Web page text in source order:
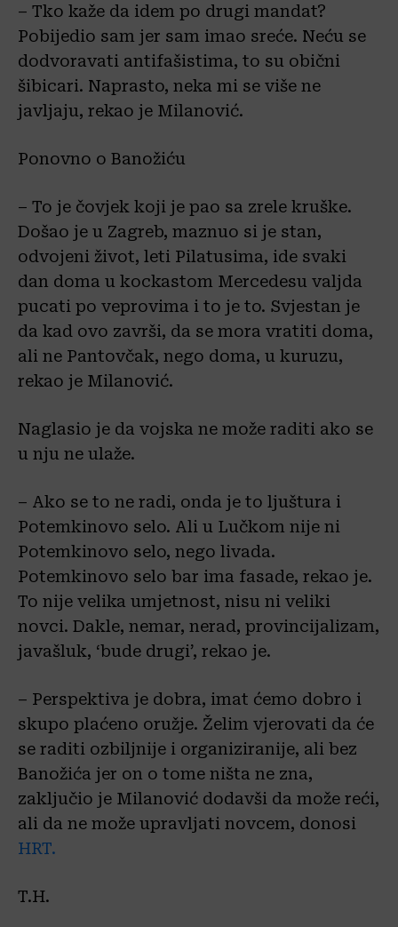
– Tko kaže da idem po drugi mandat?
Pobijedio sam jer sam imao sreće. Neću se
dodvoravati antifašistima, to su obični
šibicari. Naprasto, neka mi se više ne
javljaju, rekao je Milanović.
Ponovno o Banožiću
– To je čovjek koji je pao sa zrele kruške.
Došao je u Zagreb, maznuo si je stan,
odvojeni život, leti Pilatusima, ide svaki
dan doma u kockastom Mercedesu valjda
pucati po veprovima i to je to. Svjestan je
da kad ovo završi, da se mora vratiti doma,
ali ne Pantovčak, nego doma, u kuruzu,
rekao je Milanović.
Naglasio je da vojska ne može raditi ako se
u nju ne ulaže.
– Ako se to ne radi, onda je to ljuštura i
Potemkinovo selo. Ali u Lučkom nije ni
Potemkinovo selo, nego livada.
Potemkinovo selo bar ima fasade, rekao je.
To nije velika umjetnost, nisu ni veliki
novci. Dakle, nemar, nerad, provincijalizam,
javašluk, ‘bude drugi’, rekao je.
– Perspektiva je dobra, imat ćemo dobro i
skupo plaćeno oružje. Želim vjerovati da će
se raditi ozbiljnije i organiziranije, ali bez
Banožića jer on o tome ništa ne zna,
zaključio je Milanović dodavši da može reći,
ali da ne može upravljati novcem, donosi
HRT.
T.H.